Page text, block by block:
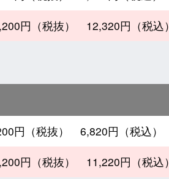
円（税抜） 12,320円（税込）
円（税抜） 6,820円（税込）
円（税抜） 11,220円（税込）